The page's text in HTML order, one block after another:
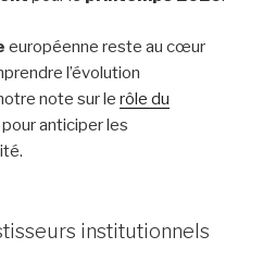
européenne reste au cœur
l’évolution
note sur le rôle du
pour anticiper les
institutionnels